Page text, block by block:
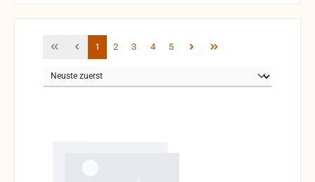
Seite
1 Seite
2 Seite
3 Seite
4 Seite
5